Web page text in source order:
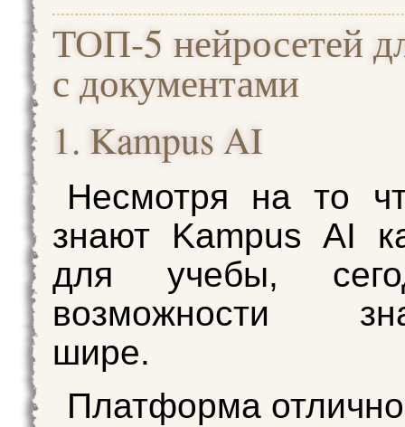
ТОП-5 нейросетей
с документами
1. Kampus AI
Несмотря на то
знают Kampus AI
для учебы,
возможности
шире.
Платформа